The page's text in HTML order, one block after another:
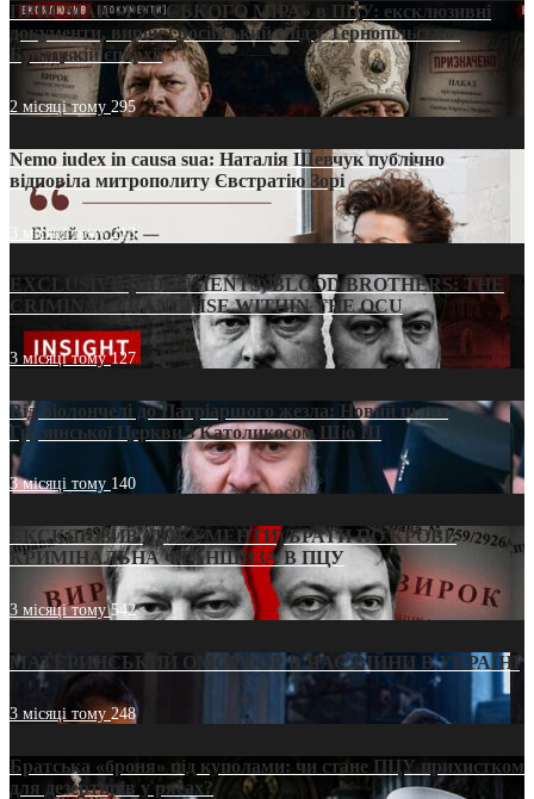
ПРИСМАК «РУССЬКОГО МІРА» в ПЦУ: ексклюзивні
документи, вирок і російський слід у Тернопільсько-
Бучацькій єпархії
2 місяці тому 295
Nemo iudex in causa sua: Наталія Шевчук публічно
відповіла митрополиту Євстратію Зорі
3 місяці тому213
EXCLUSIVE (DOCUMENTS)/BLOOD BROTHERS: THE
CRIMINAL FRANCHISE WITHIN THE OCU
3 місяці тому127
Від віолончелі до Патріаршого жезла: Новий шлях
Грузинської Церкви з Католикосом Шіо III
3 місяці тому 140
ЕКСКЛЮЗИВ (ДОКУМЕНТИ)/БРАТИ ПО КРОВІ:
КРИМІНАЛЬНА ФРАНШИЗА В ПЦУ
3 місяці тому542
МАТЕРИНСЬКИЙ ОМОРФОР В ЧАС ВІЙНИ В УКРАЇНІ
3 місяці тому248
Братська «броня» під куполами: чи стане ПЦУ прихистком
для дезертирів у рясах?